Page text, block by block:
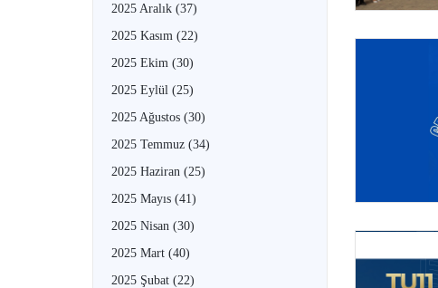
2025 Aralık (37)
2025 Kasım (22)
2025 Ekim (30)
2025 Eylül (25)
2025 Ağustos (30)
2025 Temmuz (34)
2025 Haziran (25)
2025 Mayıs (41)
2025 Nisan (30)
2025 Mart (40)
2025 Şubat (22)